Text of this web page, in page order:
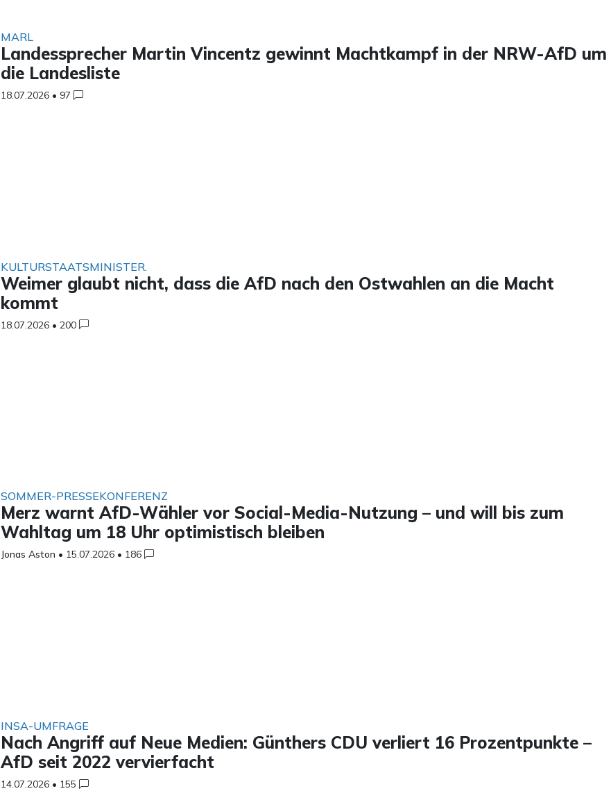
MARL
Landessprecher Martin Vincentz gewinnt Machtkampf in der NRW-AfD um
die Landesliste
18.07.2026 • 97
KULTURSTAATSMINISTER.
Weimer glaubt nicht, dass die AfD nach den Ostwahlen an die Macht
kommt
18.07.2026 • 200
SOMMER-PRESSEKONFERENZ
Merz warnt AfD-Wähler vor Social-Media-Nutzung – und will bis zum
Wahltag um 18 Uhr optimistisch bleiben
Jonas Aston • 15.07.2026 • 186
INSA-UMFRAGE
Nach Angriff auf Neue Medien: Günthers CDU verliert 16 Prozentpunkte –
AfD seit 2022 vervierfacht
14.07.2026 • 155